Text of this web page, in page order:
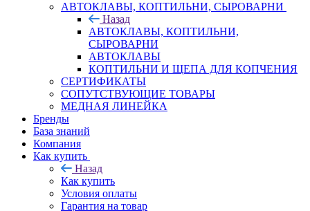
АВТОКЛАВЫ, КОПТИЛЬНИ, СЫРОВАРНИ
Назад
АВТОКЛАВЫ, КОПТИЛЬНИ,
СЫРОВАРНИ
АВТОКЛАВЫ
КОПТИЛЬНИ И ЩЕПА ДЛЯ КОПЧЕНИЯ
СЕРТИФИКАТЫ
СОПУТСТВУЮЩИЕ ТОВАРЫ
МЕДНАЯ ЛИНЕЙКА
Бренды
База знаний
Компания
Как купить
Назад
Как купить
Условия оплаты
Гарантия на товар